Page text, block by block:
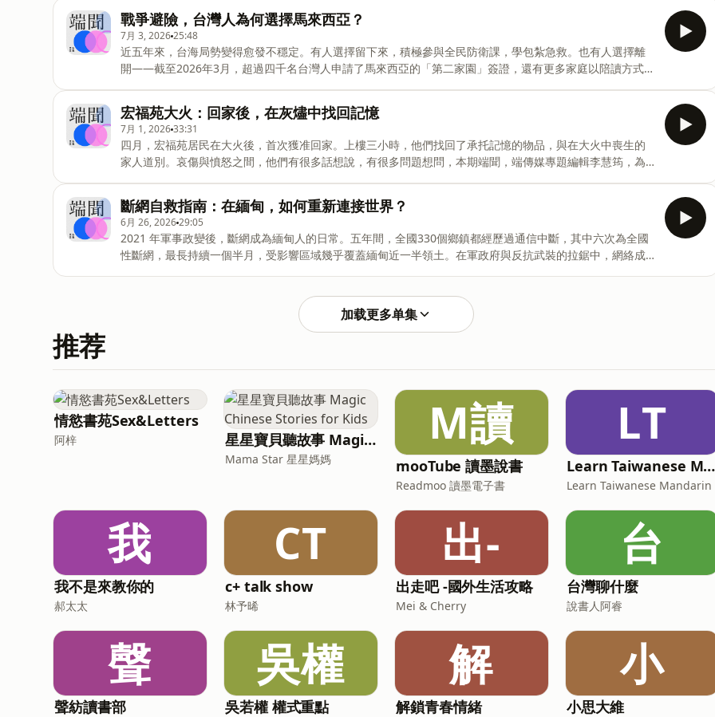
顧問業真的要被 AI 取代了嗎？端傳媒專題記者思薇，為你解讀 AI 衝擊下的顧問業。➤在重大新聞發生的關
鍵時刻，端傳媒帶你聽見現場的聲音，掌握事件脈動。現在就點擊連結訂閱會員，隨時獲取值得信賴的深度
新聞：https://buff.ly/Ri9bzFw➤延伸閱讀https://theinitium.com/20260513-international-ai-vs-
mckinsey-consulting-services/➤本期製作團隊出品：端傳媒音頻監製：陳婉容主持：甯卉編輯：陳莉雅製
作人：Yan剪輯、聲音
戰爭避險，台灣人為何選擇馬來西亞？
7月 3, 202625:48
近五年來，台海局勢變得愈發不穩定。有人選擇留下來，積極參與全民防衛課，學包紮急救。也有人選擇離
開——截至2026年3月，超過四千名台灣人申請了馬來西亞的「第二家園」簽證，還有更多家庭以陪讀方式帶
界裡，又如何應對身份認同的摩擦？&nbsp;本期端聞，自由撰稿人杜盡軒帶你走進移居馬來西亞的台灣家庭
的故事。➤在重大新聞發生的關鍵時刻，端傳媒帶你聽見現場的聲音，掌握事件脈動。現在就點擊連結訂閱會
員，隨時獲取值得信賴的深度新聞：https://buff.ly/Ri9bzFw➤延伸閱讀台灣人移居馬來西亞：為台海局勢買
一份「保險」➤本期製作團隊出品：端傳媒音頻監製：陳婉容主持：甯卉編輯：陳婉容製作人：Kelly剪輯、
聲音設計：王伯維主題音樂：Axel Kacoutié➤期待你跟我們分享想法，郵箱地址：podca
宏福苑大火：回家後，在灰燼中找回記憶
7月 1, 202633:31
四月，宏福苑居民在大火後，首次獲准回家。上樓三小時，他們找回了承托記憶的物品，與在大火中喪生的
家人道別。哀傷與憤怒之間，他們有很多話想說，有很多問題想問，本期端聞，端傳媒專題編輯李慧筠，為
脈動。現在就點擊連結訂閱會員，隨時獲取值得信賴的深度新聞：https://buff.ly/Ri9bzFw➤延伸閱讀宏福苑
居民火後首日回家：灰燼中挖掘相片和金器，尋找逝世小狗遺骸&nbsp;https://theinitium.com/20260420-
whatsnew-hongkong-taipo-fire-residents-return-homes-first-day/物——40年回憶，3小時執拾，無處
安放的宏福苑記憶&nbsp;https://theinitium.com/20260515-hongkon
斷網自救指南：在緬甸，如何重新連接世界？
6月 26, 202629:05
2021 年軍事政變後，斷網成為緬甸人的日常。五年間，全國330個鄉鎮都經歷過通信中斷，其中六次為全國
性斷網，最長持續一個半月，受影響區域幾乎覆蓋緬甸近一半領土。在軍政府與反抗武裝的拉鋸中，網絡成
上席地辦公，克欽邦葡萄縣則從信號難尋，變得星鏈茶館遍地、連孩童都能上網。但星鏈在緬甸屬非法，設
備經泰國走私入境、價格一度高到「可以買一輛車」，而且隨時可能因美國政府與 SpaceX 的一紙決定而被
南
加载更多单集
推荐
情慾書苑Sex&Letters
阿梓 星星寶貝聽故事 Magic Chinese Stories for Kids
Mama Star 星星媽媽
M讀
mooTube 讀墨說書
Readmoo 讀墨電子書
LT
Learn Taiwanese Mandarin
Learn Taiwanese Mandarin
我
我不是來教你的
郝太太
CT
c+ talk show
林予晞
出-
出走吧 -國外生活攻略
Mei & Cherry
台
台灣聊什麼
說書人阿睿
聲
聲紡讀書部
吳權
吳若權 權式重點
解
解鎖青春情緒
小
小思大維